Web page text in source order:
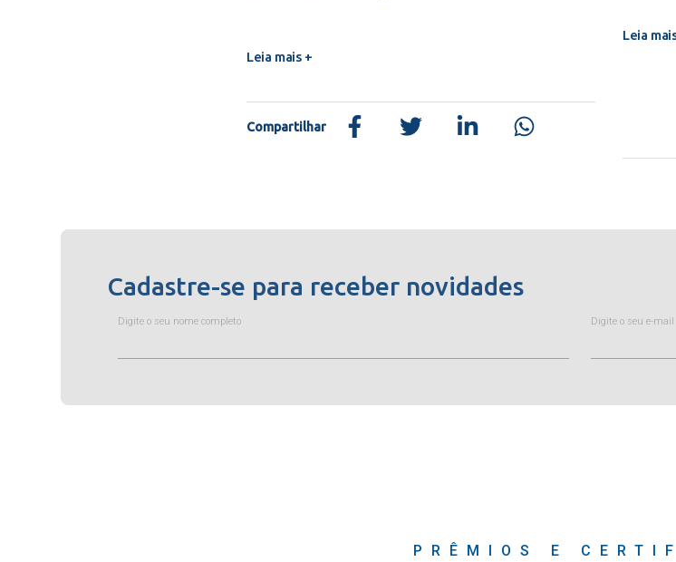
Leia mais +
Leia
Compartilhar
Cadastre-se para receber novidades
Digite o seu nome completo Digite o seu e-mail
PRÊMIOS E